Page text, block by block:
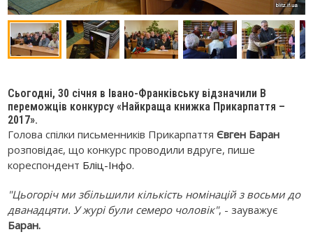
Сьогодні, 30 січня в Івано-Франківську відзначили В
переможців конкурсу «Найкраща книжка Прикарпаття –
2017».
Голова спілки письменників ПрикарпаттяЄвген Баран
розповідає, що конкурс проводили вдруге, пише
кореспондент Бліц-Інфо.
"Цьогоріч ми збільшили кількість номінацій з восьми до
дванадцяти. У журі були семеро чоловік", - зауважує
Баран.